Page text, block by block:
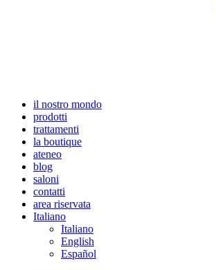
il nostro mondo
prodotti
trattamenti
la boutique
ateneo
blog
saloni
contatti
area riservata
Italiano
Italiano
English
Español